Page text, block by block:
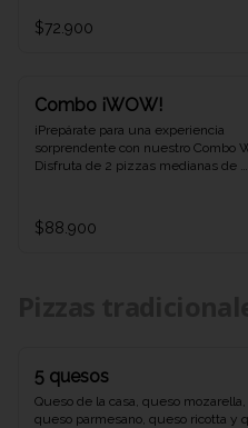
tus antojos y deleitar tus sentidos.
y descubre el combo que te hará
$72.900
Combo ¡WOW!
¡Prepárate para una experiencia
sorprendente con nuestro Combo
Disfruta de 2 pizzas medianas de
combinación explosiva de sabores y
diversión que te dejará diciendo
$88.900
5 quesos
Queso de la casa, queso mozarella,
queso parmesano, queso ricotta y